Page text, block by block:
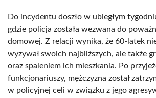
Do incydentu doszło w ubiegłym
gdzie policja została wezwana do
domowej. Z relacji wynika, że 60-latek
wyzywał swoich najbliższych, ale także
oraz spaleniem ich mieszkania. Po
funkcjonariuszy, mężczyzna został
w policyjnej celi w związku z jego